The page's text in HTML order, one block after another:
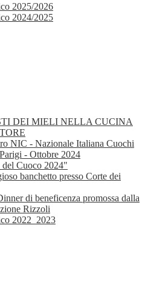
2025/2026
2024/2025
DEI MIELI NELLA CUCINA
NIC - Nazionale Italiana Cuochi
- Ottobre 2024
del Cuoco 2024"
banchetto presso Corte dei
di beneficenza promossa dalla
Rizzoli
2022_2023